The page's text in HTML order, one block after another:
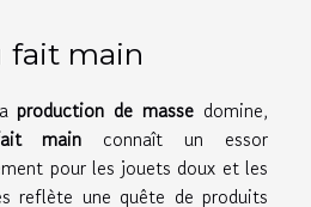
fait main
production de masse domine,
main connaît un essor
pour les jouets doux et les
reflète une quête de produits